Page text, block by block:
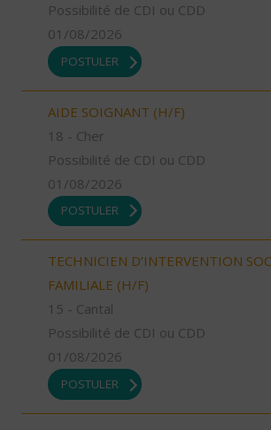
Possibilité de CDI ou CDD
01/08/2026
POSTULER
AIDE SOIGNANT (H/F)
18 - Cher
Possibilité de CDI ou CDD
01/08/2026
POSTULER
TECHNICIEN D’INTERVENTION
FAMILIALE (H/F)
15 - Cantal
Possibilité de CDI ou CDD
01/08/2026
POSTULER